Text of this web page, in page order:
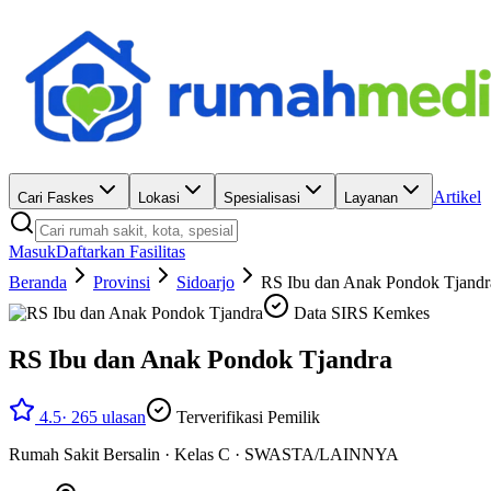
Cari Faskes Lokasi Spesialisasi Layanan Artikel
MasukDaftarkan Fasilitas
Beranda
Provinsi Sidoarjo
RS Ibu dan Anak Pondok
Data SIRS Kemkes
RS Ibu dan Anak Pondok Tjandra
4.5· 265 ulasan
Terverifikasi Pemilik
Rumah Sakit Bersalin · Kelas C · SWASTA/LAINNYA